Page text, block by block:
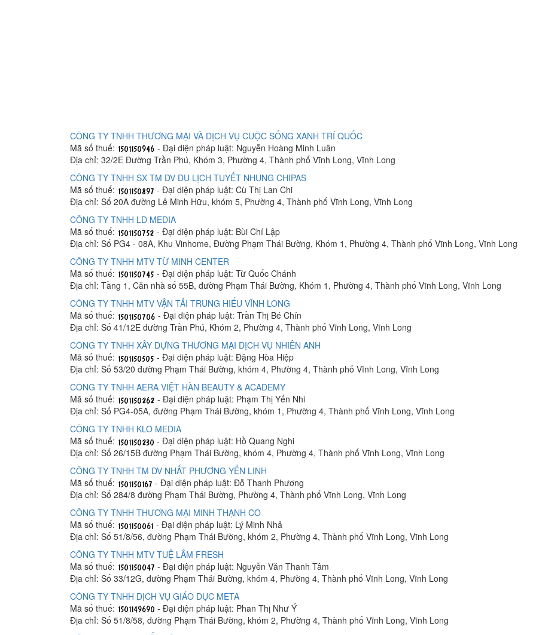
CÔNG TY TNHH THƯƠNG MẠI VÀ DỊCH VỤ CUỘC SỐNG XANH TRÍ QUỐC
Mã số thuế:
- Đại diện pháp luật: Nguyễn Hoàng Minh Luân
Địa chỉ: 32/2E Đường Trần Phú, Khóm 3, Phường 4, Thành phố Vĩnh Long, Vĩnh Long
CÔNG TY TNHH SX TM DV DU LỊCH TUYẾT NHUNG CHIPAS
Mã số thuế:
- Đại diện pháp luật: Cù Thị Lan Chi
Địa chỉ: Số 20A đường Lê Minh Hữu, khóm 5, Phường 4, Thành phố Vĩnh Long, Vĩnh Long
CÔNG TY TNHH LD MEDIA
Mã số thuế:
- Đại diện pháp luật: Bùi Chí Lập
Địa chỉ: Số PG4 - 08A, Khu Vinhome, Đường Phạm Thái Bường, Khóm 1, Phường 4, Thành phố Vĩnh Long, Vĩnh Long
CÔNG TY TNHH MTV TỪ MINH CENTER
Mã số thuế:
- Đại diện pháp luật: Từ Quốc Chánh
Địa chỉ: Tầng 1, Căn nhà số 55B, đường Phạm Thái Bường, Khóm 1, Phường 4, Thành phố Vĩnh Long, Vĩnh Long
CÔNG TY TNHH MTV VẬN TẢI TRUNG HIẾU VĨNH LONG
Mã số thuế:
- Đại diện pháp luật: Trần Thị Bé Chín
Địa chỉ: Số 41/12E đường Trần Phú, Khóm 2, Phường 4, Thành phố Vĩnh Long, Vĩnh Long
CÔNG TY TNHH XÂY DỰNG THƯƠNG MẠI DỊCH VỤ NHIÊN ANH
Mã số thuế:
- Đại diện pháp luật: Đặng Hòa Hiệp
Địa chỉ: Số 53/20 đường Phạm Thái Bường, khóm 4, Phường 4, Thành phố Vĩnh Long, Vĩnh Long
CÔNG TY TNHH AERA VIỆT HÀN BEAUTY & ACADEMY
Mã số thuế:
- Đại diện pháp luật: Phạm Thị Yến Nhi
Địa chỉ: Số PG4-05A, đường Phạm Thái Bường, khóm 1, Phường 4, Thành phố Vĩnh Long, Vĩnh Long
CÔNG TY TNHH KLO MEDIA
Mã số thuế:
- Đại diện pháp luật: Hồ Quang Nghi
Địa chỉ: Số 26/15B đường Phạm Thái Bường, khóm 4, Phường 4, Thành phố Vĩnh Long, Vĩnh Long
CÔNG TY TNHH TM DV NHẤT PHƯƠNG YẾN LINH
Mã số thuế:
- Đại diện pháp luật: Đỗ Thanh Phương
Địa chỉ: Số 284/8 đường Phạm Thái Bường, Phường 4, Thành phố Vĩnh Long, Vĩnh Long
CÔNG TY TNHH THƯƠNG MẠI MINH THẠNH CO
Mã số thuế:
- Đại diện pháp luật: Lý Minh Nhả
Địa chỉ: Số 51/8/56, đường Phạm Thái Bường, khóm 2, Phường 4, Thành phố Vĩnh Long, Vĩnh Long
CÔNG TY TNHH MTV TUỆ LÂM FRESH
Mã số thuế:
- Đại diện pháp luật: Nguyễn Văn Thanh Tâm
Địa chỉ: Số 33/12G, đường Phạm Thái Bường, khóm 4, Phường 4, Thành phố Vĩnh Long, Vĩnh Long
CÔNG TY TNHH DỊCH VỤ GIÁO DỤC META
Mã số thuế:
- Đại diện pháp luật: Phan Thị Như Ý
Địa chỉ: Số 51/8/58, đường Phạm Thái Bường, khóm 2, Phường 4, Thành phố Vĩnh Long, Vĩnh Long